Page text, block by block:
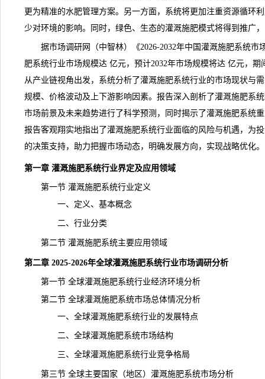
更为精准的水肥管理方案。另一方面，系统将更加注重资源循环
少对环境的影响。同时，绿色、生态的灌溉施肥模式将得到推广
据市场调研网（中智林）《2026-2032年中国灌溉施肥系统市
肥系统行业市场规模达 亿元，预计2032年市场规模将达 亿元，
从产业链视角出发，系统分析了灌溉施肥系统行业的市场现状与
规模、 价格波动及上下游影响因素。报告深入剖析了灌溉施肥系
市场前景及未来趋势进行了科学预测 ，同时揭示了灌溉施肥系统
报告客观翔实地指出了灌溉施肥系统行业面临的风险与机遇，为
的决策支持，助力把握市场动态，明确发展方向，实现战略优化。
第一章 灌溉施肥系统行业界定及应用领域
第一节 灌溉施肥系统行业定义
一、定义、基本概念
二、行业分类
第二节 灌溉施肥系统主要应用领域
第二章 2025-2026年全球灌溉施肥系统行业市场调研分析
第一节 全球灌溉施肥系统行业经济环境分析
第二节 全球灌溉施肥系统市场总体情况分析
一、全球灌溉施肥系统行业的发展特点
二、全球灌溉施肥系统市场结构
三、全球灌溉施肥系统行业竞争格局
第三节 全球主要国家（地区）灌溉施肥系统市场分析